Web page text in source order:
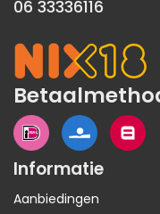
06 33336116
Informatie
Aanbiedingen